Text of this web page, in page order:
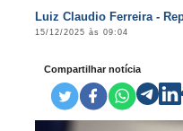
Luiz Claudio Ferreira -
15/12/2025 às 09:04
Compartilhar notícia